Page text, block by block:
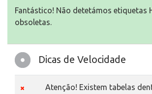
Fantástico! Não detetámos etiquetas
obsoletas.
Dicas de Velocidade
Atenção! Existem tabelas